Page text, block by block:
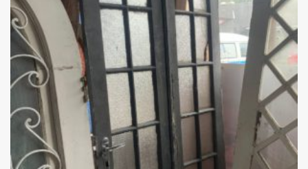
Add
ao
Favoritos